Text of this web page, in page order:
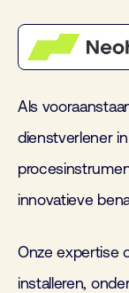
Als
dienstverlener
innovatieve
Onze expertise
installeren,